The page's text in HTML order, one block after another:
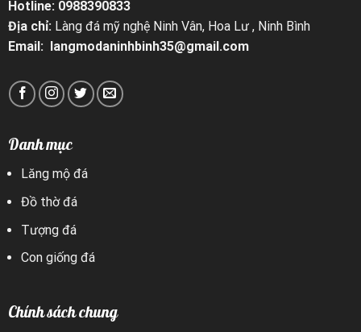
Hotline: 0988390833
Địa chỉ: Làng đá mỹ nghệ Ninh Vân, Hoa Lư , Ninh Bình
Email: langmodaninhbinh35@gmail.com
Danh mục
Lăng mộ đá
Đồ thờ đá
Tượng đá
Con giống đá
Chính sách chung